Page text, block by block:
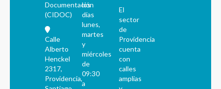
Documentación
(CIDOC)
Calle
Alberto
Henckel
2317,
Providencia,
los
días
lunes,
martes
y
miércoles
de
09:30
a
El
sector
de
Providencia
cuenta
con
calles
amplias